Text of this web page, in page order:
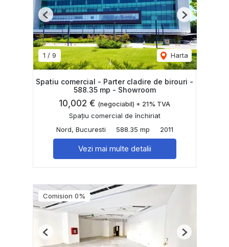
1 / 9 Harta
Previous Next
Spatiu comercial - Parter cladire de birouri -
588.35 mp - Showroom
10,002 € (negociabil) + 21% TVA
Spațiu comercial de închiriat
Nord, Bucuresti
588.35 mp 2011
Vezi mai multe detalii
Comision 0%
Previous Next